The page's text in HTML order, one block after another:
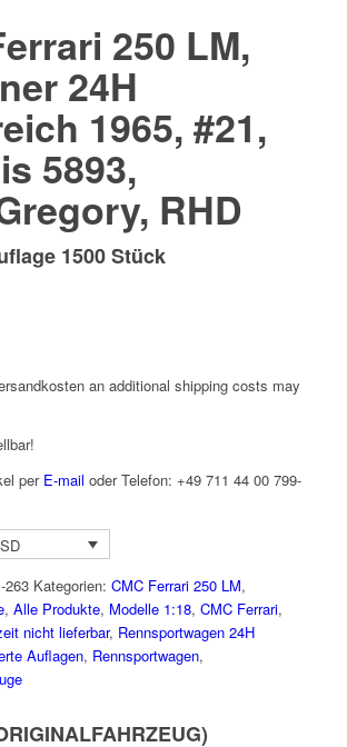
250 LM,
24H
1965, #21,
5893,
RHD
1500 Stück
an additional shipping costs may
per E-mail oder Telefon: +49 711 44 00 799-
263 Kategorien: CMC Ferrari 250 LM,
, Alle Produkte, Modelle 1:18, CMC Ferrari,
nicht lieferbar, Rennsportwagen 24H
Auflagen, Rennsportwagen,